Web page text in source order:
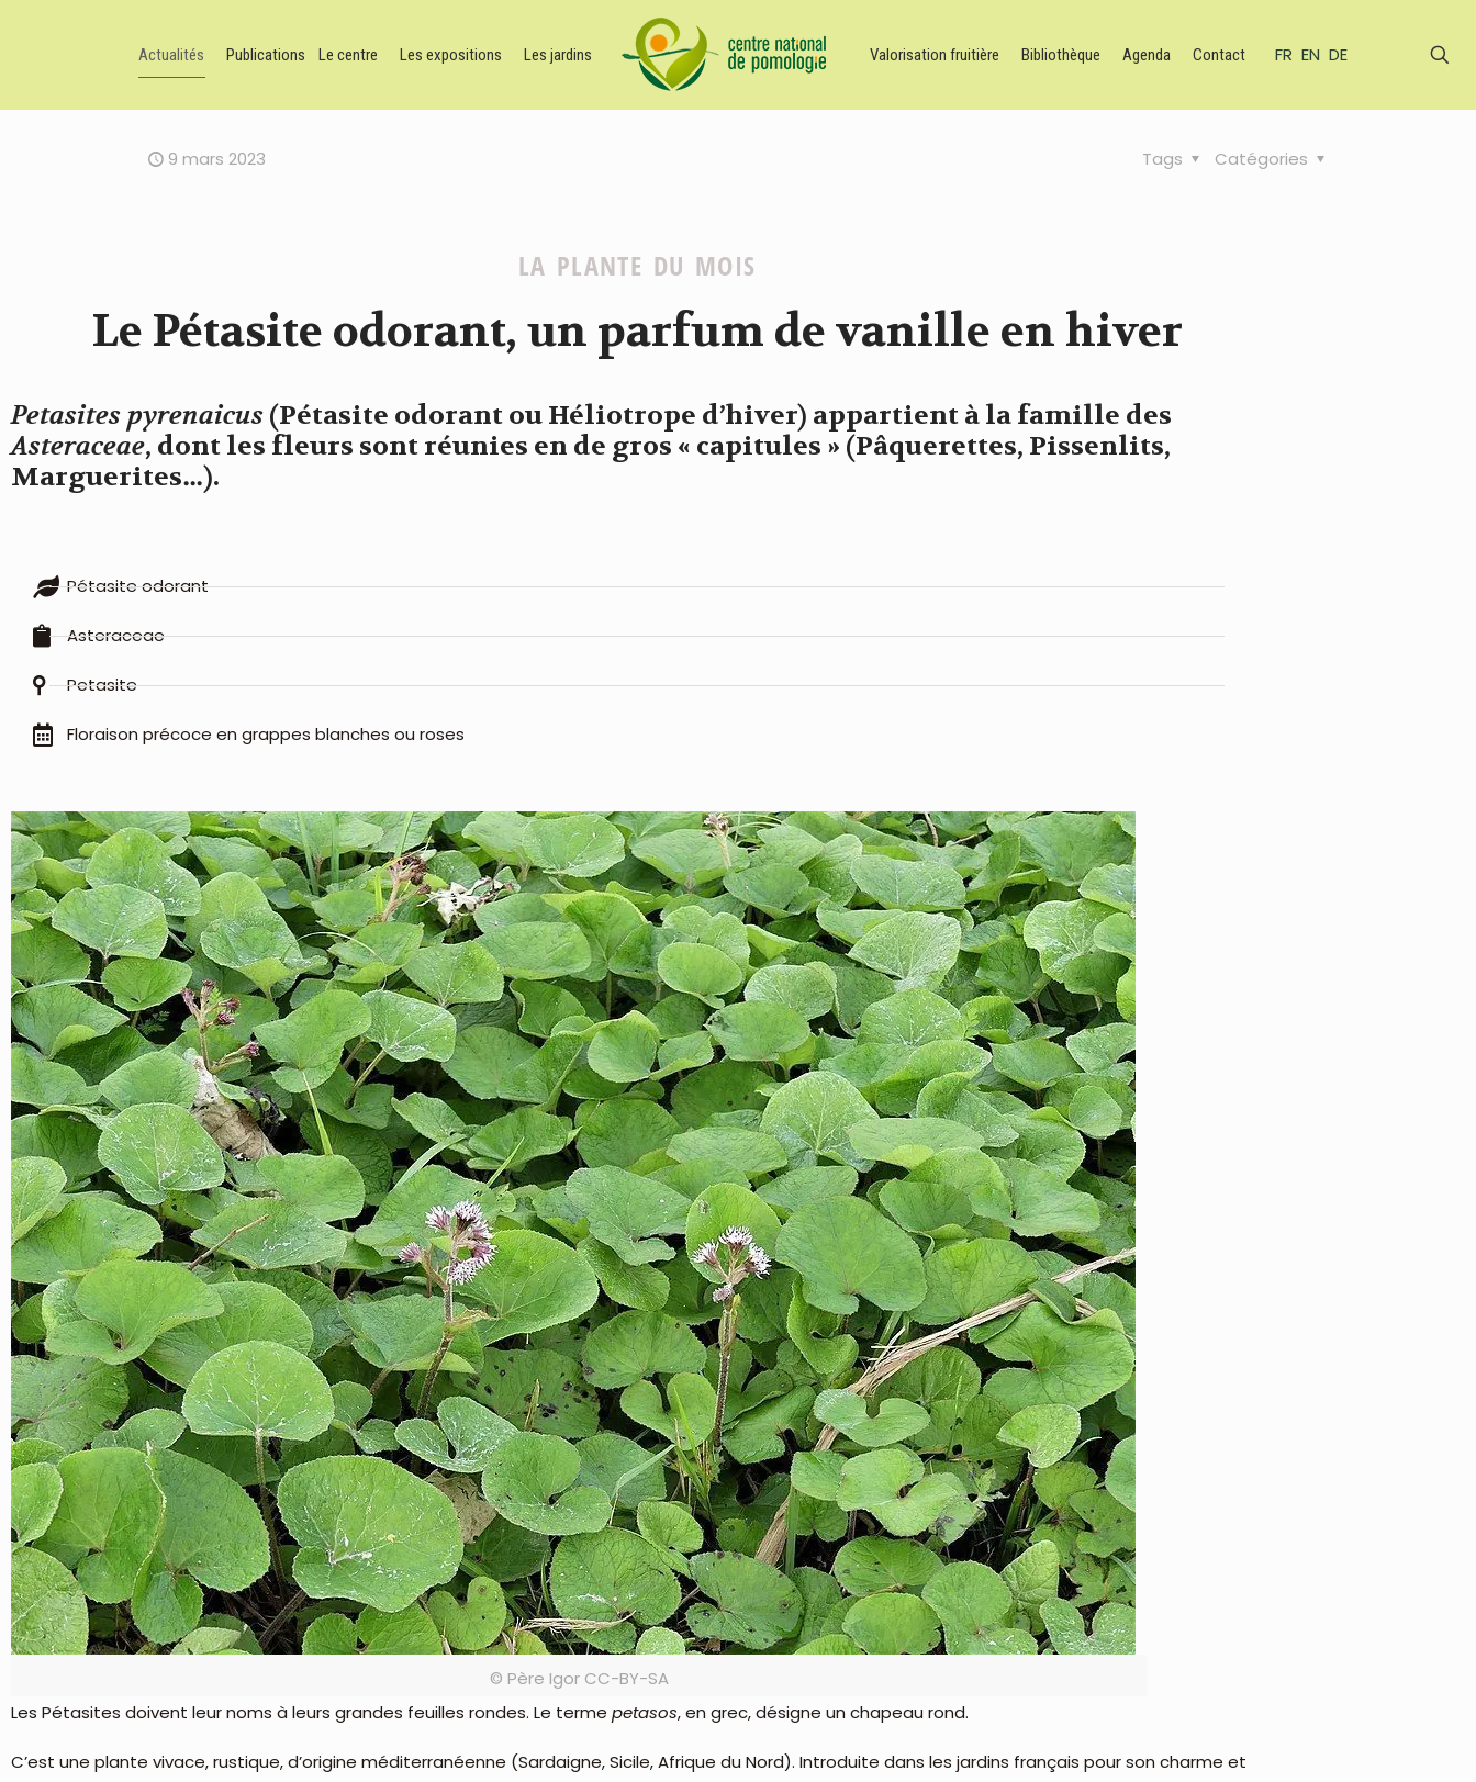
Actualités Publications Le centre Les expositions Les jardins Valorisation fruitière Bibliothèque Agenda Contact FR EN DE
9 mars 2023 Catégories
Tags
LA PLANTE DU MOIS
Le Pétasite odorant, un parfum de vanille en hiver
Petasites pyrenaicus(Pétasite odorant ou Héliotrope d’hiver) appartient à la famille des
Asteraceae, dont les fleurs sont réunies en de gros « capitules » (Pâquerettes, Pissenlits,
Marguerites…).
Pétasite odorant
Asteraceae
Petasite
Floraison précoce en grappes blanches ou roses
© Père Igor CC-BY-SA
Les Pétasites doivent leur noms à leurs grandes feuilles rondes. Le terme petasos, en grec, désigne un chapeau rond.
C’est une plante vivace, rustique, d’origine méditerranéenne (Sardaigne, Sicile, Afrique du Nord). Introduite dans les jardins français pour son charme et